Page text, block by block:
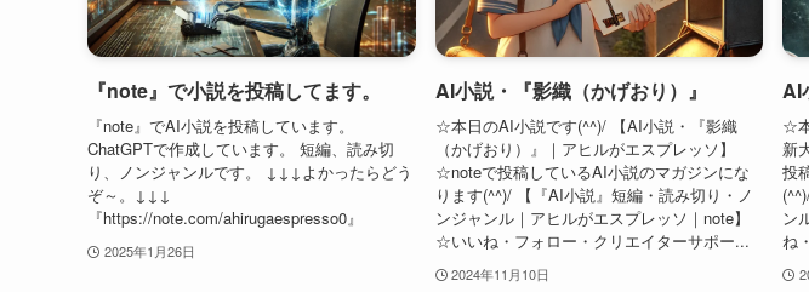
『note』で小説を投稿してます。
『note』でAI小説を投稿しています。
ChatGPTで作成しています。 短編、読み切
り、ノンジャンルです。 ↓↓↓よかったらどう
ぞ～。↓↓↓
『https://note.com/ahirugaespresso0』
2025年1月26日
AI小説・『影織（かげおり）』
☆本日のAI小説です(^^)/ 【AI小説・『影織
（かげおり）』｜アヒルがエスプレッソ】
☆noteで投稿しているAI小説のマガジンにな
ります(^^)/ 【『AI小説』短編・読み切り・ノ
ンジャンル｜アヒルがエスプレッソ｜note】
☆いいね・フォロー・クリエイターサポー...
2024年11月10日
AI
☆
新
投
ン
ね